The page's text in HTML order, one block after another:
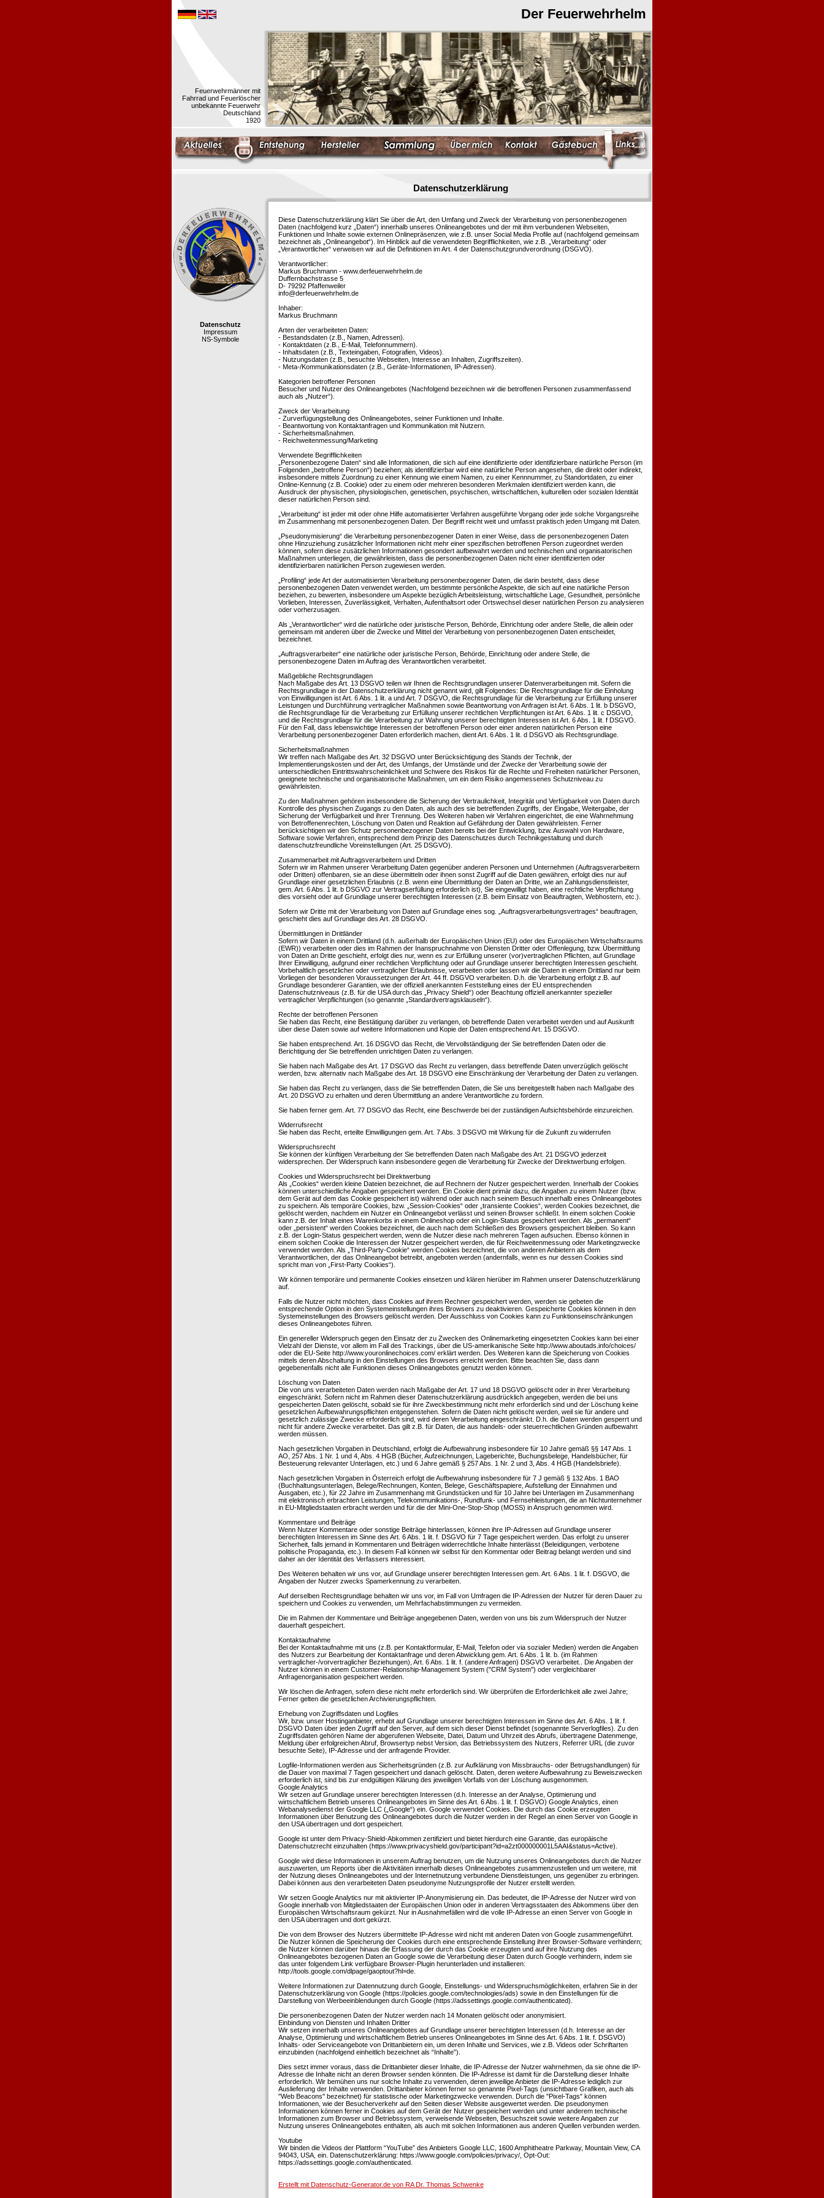
Der Feuerwehrhelm
Feuerwehrmänner mit
Fahrrad und Feuerlöscher
unbekannte Feuerwehr
Deutschland
1920
Datenschutzerklärung
Datenschutz
Impressum
NS-Symbole
Diese Datenschutzerklärung klärt Sie über die Art, den Umfang und Zweck der Verarbeitung von personenbezogenen
Daten (nachfolgend kurz „Daten“) innerhalb unseres Onlineangebotes und der mit ihm verbundenen Webseiten,
Funktionen und Inhalte sowie externen Onlinepräsenzen, wie z.B. unser Social Media Profile auf (nachfolgend gemeinsam
bezeichnet als „Onlineangebot“). Im Hinblick auf die verwendeten Begrifflichkeiten, wie z.B. „Verarbeitung“ oder
„Verantwortlicher“ verweisen wir auf die Definitionen im Art. 4 der Datenschutzgrundverordnung (DSGVO).
Verantwortlicher:
Markus Bruchmann - www.derfeuerwehrhelm.de
Duffernbachstrasse 5
D- 79292 Pfaffenweiler
info@derfeuerwehrhelm.de
Inhaber:
Markus Bruchmann
Arten der verarbeiteten Daten:
- Bestandsdaten (z.B., Namen, Adressen).
- Kontaktdaten (z.B., E-Mail, Telefonnummern).
- Inhaltsdaten (z.B., Texteingaben, Fotografien, Videos).
- Nutzungsdaten (z.B., besuchte Webseiten, Interesse an Inhalten, Zugriffszeiten).
- Meta-/Kommunikationsdaten (z.B., Geräte-Informationen, IP-Adressen).
Kategorien betroffener Personen
Besucher und Nutzer des Onlineangebotes (Nachfolgend bezeichnen wir die betroffenen Personen zusammenfassend
auch als „Nutzer“).
Zweck der Verarbeitung
- Zurverfügungstellung des Onlineangebotes, seiner Funktionen und Inhalte.
- Beantwortung von Kontaktanfragen und Kommunikation mit Nutzern.
- Sicherheitsmaßnahmen.
- Reichweitenmessung/Marketing
Verwendete Begrifflichkeiten
„Personenbezogene Daten“ sind alle Informationen, die sich auf eine identifizierte oder identifizierbare natürliche Person (im
Folgenden „betroffene Person“) beziehen; als identifizierbar wird eine natürliche Person angesehen, die direkt oder indirekt,
insbesondere mittels Zuordnung zu einer Kennung wie einem Namen, zu einer Kennnummer, zu Standortdaten, zu einer
Online-Kennung (z.B. Cookie) oder zu einem oder mehreren besonderen Merkmalen identifiziert werden kann, die
Ausdruck der physischen, physiologischen, genetischen, psychischen, wirtschaftlichen, kulturellen oder sozialen Identität
dieser natürlichen Person sind.
„Verarbeitung“ ist jeder mit oder ohne Hilfe automatisierter Verfahren ausgeführte Vorgang oder jede solche Vorgangsreihe
im Zusammenhang mit personenbezogenen Daten. Der Begriff reicht weit und umfasst praktisch jeden Umgang mit Daten.
„Pseudonymisierung“ die Verarbeitung personenbezogener Daten in einer Weise, dass die personenbezogenen Daten
ohne Hinzuziehung zusätzlicher Informationen nicht mehr einer spezifischen betroffenen Person zugeordnet werden
können, sofern diese zusätzlichen Informationen gesondert aufbewahrt werden und technischen und organisatorischen
Maßnahmen unterliegen, die gewährleisten, dass die personenbezogenen Daten nicht einer identifizierten oder
identifizierbaren natürlichen Person zugewiesen werden.
„Profiling“ jede Art der automatisierten Verarbeitung personenbezogener Daten, die darin besteht, dass diese
personenbezogenen Daten verwendet werden, um bestimmte persönliche Aspekte, die sich auf eine natürliche Person
beziehen, zu bewerten, insbesondere um Aspekte bezüglich Arbeitsleistung, wirtschaftliche Lage, Gesundheit, persönliche
Vorlieben, Interessen, Zuverlässigkeit, Verhalten, Aufenthaltsort oder Ortswechsel dieser natürlichen Person zu analysieren
oder vorherzusagen.
Als „Verantwortlicher“ wird die natürliche oder juristische Person, Behörde, Einrichtung oder andere Stelle, die allein oder
gemeinsam mit anderen über die Zwecke und Mittel der Verarbeitung von personenbezogenen Daten entscheidet,
bezeichnet.
„Auftragsverarbeiter“ eine natürliche oder juristische Person, Behörde, Einrichtung oder andere Stelle, die
personenbezogene Daten im Auftrag des Verantwortlichen verarbeitet.
Maßgebliche Rechtsgrundlagen
Nach Maßgabe des Art. 13 DSGVO teilen wir Ihnen die Rechtsgrundlagen unserer Datenverarbeitungen mit. Sofern die
Rechtsgrundlage in der Datenschutzerklärung nicht genannt wird, gilt Folgendes: Die Rechtsgrundlage für die Einholung
von Einwilligungen ist Art. 6 Abs. 1 lit. a und Art. 7 DSGVO, die Rechtsgrundlage für die Verarbeitung zur Erfüllung unserer
Leistungen und Durchführung vertraglicher Maßnahmen sowie Beantwortung von Anfragen ist Art. 6 Abs. 1 lit. b DSGVO,
die Rechtsgrundlage für die Verarbeitung zur Erfüllung unserer rechtlichen Verpflichtungen ist Art. 6 Abs. 1 lit. c DSGVO,
und die Rechtsgrundlage für die Verarbeitung zur Wahrung unserer berechtigten Interessen ist Art. 6 Abs. 1 lit. f DSGVO.
Für den Fall, dass lebenswichtige Interessen der betroffenen Person oder einer anderen natürlichen Person eine
Verarbeitung personenbezogener Daten erforderlich machen, dient Art. 6 Abs. 1 lit. d DSGVO als Rechtsgrundlage.
Sicherheitsmaßnahmen
Wir treffen nach Maßgabe des Art. 32 DSGVO unter Berücksichtigung des Stands der Technik, der
Implementierungskosten und der Art, des Umfangs, der Umstände und der Zwecke der Verarbeitung sowie der
unterschiedlichen Eintrittswahrscheinlichkeit und Schwere des Risikos für die Rechte und Freiheiten natürlicher Personen,
geeignete technische und organisatorische Maßnahmen, um ein dem Risiko angemessenes Schutzniveau zu
gewährleisten.
Zu den Maßnahmen gehören insbesondere die Sicherung der Vertraulichkeit, Integrität und Verfügbarkeit von Daten durch
Kontrolle des physischen Zugangs zu den Daten, als auch des sie betreffenden Zugriffs, der Eingabe, Weitergabe, der
Sicherung der Verfügbarkeit und ihrer Trennung. Des Weiteren haben wir Verfahren eingerichtet, die eine Wahrnehmung
von Betroffenenrechten, Löschung von Daten und Reaktion auf Gefährdung der Daten gewährleisten. Ferner
berücksichtigen wir den Schutz personenbezogener Daten bereits bei der Entwicklung, bzw. Auswahl von Hardware,
Software sowie Verfahren, entsprechend dem Prinzip des Datenschutzes durch Technikgestaltung und durch
datenschutzfreundliche Voreinstellungen (Art. 25 DSGVO).
Zusammenarbeit mit Auftragsverarbeitern und Dritten
Sofern wir im Rahmen unserer Verarbeitung Daten gegenüber anderen Personen und Unternehmen (Auftragsverarbeitern
oder Dritten) offenbaren, sie an diese übermitteln oder ihnen sonst Zugriff auf die Daten gewähren, erfolgt dies nur auf
Grundlage einer gesetzlichen Erlaubnis (z.B. wenn eine Übermittlung der Daten an Dritte, wie an Zahlungsdienstleister,
gem. Art. 6 Abs. 1 lit. b DSGVO zur Vertragserfüllung erforderlich ist), Sie eingewilligt haben, eine rechtliche Verpflichtung
dies vorsieht oder auf Grundlage unserer berechtigten Interessen (z.B. beim Einsatz von Beauftragten, Webhostern, etc.).
Sofern wir Dritte mit der Verarbeitung von Daten auf Grundlage eines sog. „Auftragsverarbeitungsvertrages“ beauftragen,
geschieht dies auf Grundlage des Art. 28 DSGVO.
Übermittlungen in Drittländer
Sofern wir Daten in einem Drittland (d.h. außerhalb der Europäischen Union (EU) oder des Europäischen Wirtschaftsraums
(EWR)) verarbeiten oder dies im Rahmen der Inanspruchnahme von Diensten Dritter oder Offenlegung, bzw. Übermittlung
von Daten an Dritte geschieht, erfolgt dies nur, wenn es zur Erfüllung unserer (vor)vertraglichen Pflichten, auf Grundlage
Ihrer Einwilligung, aufgrund einer rechtlichen Verpflichtung oder auf Grundlage unserer berechtigten Interessen geschieht.
Vorbehaltlich gesetzlicher oder vertraglicher Erlaubnisse, verarbeiten oder lassen wir die Daten in einem Drittland nur beim
Vorliegen der besonderen Voraussetzungen der Art. 44 ff. DSGVO verarbeiten. D.h. die Verarbeitung erfolgt z.B. auf
Grundlage besonderer Garantien, wie der offiziell anerkannten Feststellung eines der EU entsprechenden
Datenschutzniveaus (z.B. für die USA durch das „Privacy Shield“) oder Beachtung offiziell anerkannter spezieller
vertraglicher Verpflichtungen (so genannte „Standardvertragsklauseln“).
Rechte der betroffenen Personen
Sie haben das Recht, eine Bestätigung darüber zu verlangen, ob betreffende Daten verarbeitet werden und auf Auskunft
über diese Daten sowie auf weitere Informationen und Kopie der Daten entsprechend Art. 15 DSGVO.
Sie haben entsprechend. Art. 16 DSGVO das Recht, die Vervollständigung der Sie betreffenden Daten oder die
Berichtigung der Sie betreffenden unrichtigen Daten zu verlangen.
Sie haben nach Maßgabe des Art. 17 DSGVO das Recht zu verlangen, dass betreffende Daten unverzüglich gelöscht
werden, bzw. alternativ nach Maßgabe des Art. 18 DSGVO eine Einschränkung der Verarbeitung der Daten zu verlangen.
Sie haben das Recht zu verlangen, dass die Sie betreffenden Daten, die Sie uns bereitgestellt haben nach Maßgabe des
Art. 20 DSGVO zu erhalten und deren Übermittlung an andere Verantwortliche zu fordern.
Sie haben ferner gem. Art. 77 DSGVO das Recht, eine Beschwerde bei der zuständigen Aufsichtsbehörde einzureichen.
Widerrufsrecht
Sie haben das Recht, erteilte Einwilligungen gem. Art. 7 Abs. 3 DSGVO mit Wirkung für die Zukunft zu widerrufen
Widerspruchsrecht
Sie können der künftigen Verarbeitung der Sie betreffenden Daten nach Maßgabe des Art. 21 DSGVO jederzeit
widersprechen. Der Widerspruch kann insbesondere gegen die Verarbeitung für Zwecke der Direktwerbung erfolgen.
Cookies und Widerspruchsrecht bei Direktwerbung
Als „Cookies“ werden kleine Dateien bezeichnet, die auf Rechnern der Nutzer gespeichert werden. Innerhalb der Cookies
können unterschiedliche Angaben gespeichert werden. Ein Cookie dient primär dazu, die Angaben zu einem Nutzer (bzw.
dem Gerät auf dem das Cookie gespeichert ist) während oder auch nach seinem Besuch innerhalb eines Onlineangebotes
zu speichern. Als temporäre Cookies, bzw. „Session-Cookies“ oder „transiente Cookies“, werden Cookies bezeichnet, die
gelöscht werden, nachdem ein Nutzer ein Onlineangebot verlässt und seinen Browser schließt. In einem solchen Cookie
kann z.B. der Inhalt eines Warenkorbs in einem Onlineshop oder ein Login-Status gespeichert werden. Als „permanent“
oder „persistent“ werden Cookies bezeichnet, die auch nach dem Schließen des Browsers gespeichert bleiben. So kann
z.B. der Login-Status gespeichert werden, wenn die Nutzer diese nach mehreren Tagen aufsuchen. Ebenso können in
einem solchen Cookie die Interessen der Nutzer gespeichert werden, die für Reichweitenmessung oder Marketingzwecke
verwendet werden. Als „Third-Party-Cookie“ werden Cookies bezeichnet, die von anderen Anbietern als dem
Verantwortlichen, der das Onlineangebot betreibt, angeboten werden (andernfalls, wenn es nur dessen Cookies sind
spricht man von „First-Party Cookies“).
Wir können temporäre und permanente Cookies einsetzen und klären hierüber im Rahmen unserer Datenschutzerklärung
auf.
Falls die Nutzer nicht möchten, dass Cookies auf ihrem Rechner gespeichert werden, werden sie gebeten die
entsprechende Option in den Systemeinstellungen ihres Browsers zu deaktivieren. Gespeicherte Cookies können in den
Systemeinstellungen des Browsers gelöscht werden. Der Ausschluss von Cookies kann zu Funktionseinschränkungen
dieses Onlineangebotes führen.
Ein genereller Widerspruch gegen den Einsatz der zu Zwecken des Onlinemarketing eingesetzten Cookies kann bei einer
Vielzahl der Dienste, vor allem im Fall des Trackings, über die US-amerikanische Seite http://www.aboutads.info/choices/
oder die EU-Seite http://www.youronlinechoices.com/ erklärt werden. Des Weiteren kann die Speicherung von Cookies
mittels deren Abschaltung in den Einstellungen des Browsers erreicht werden. Bitte beachten Sie, dass dann
gegebenenfalls nicht alle Funktionen dieses Onlineangebotes genutzt werden können.
Löschung von Daten
Die von uns verarbeiteten Daten werden nach Maßgabe der Art. 17 und 18 DSGVO gelöscht oder in ihrer Verarbeitung
eingeschränkt. Sofern nicht im Rahmen dieser Datenschutzerklärung ausdrücklich angegeben, werden die bei uns
gespeicherten Daten gelöscht, sobald sie für ihre Zweckbestimmung nicht mehr erforderlich sind und der Löschung keine
gesetzlichen Aufbewahrungspflichten entgegenstehen. Sofern die Daten nicht gelöscht werden, weil sie für andere und
gesetzlich zulässige Zwecke erforderlich sind, wird deren Verarbeitung eingeschränkt. D.h. die Daten werden gesperrt und
nicht für andere Zwecke verarbeitet. Das gilt z.B. für Daten, die aus handels- oder steuerrechtlichen Gründen aufbewahrt
werden müssen.
Nach gesetzlichen Vorgaben in Deutschland, erfolgt die Aufbewahrung insbesondere für 10 Jahre gemäß §§ 147 Abs. 1
AO, 257 Abs. 1 Nr. 1 und 4, Abs. 4 HGB (Bücher, Aufzeichnungen, Lageberichte, Buchungsbelege, Handelsbücher, für
Besteuerung relevanter Unterlagen, etc.) und 6 Jahre gemäß § 257 Abs. 1 Nr. 2 und 3, Abs. 4 HGB (Handelsbriefe).
Nach gesetzlichen Vorgaben in Österreich erfolgt die Aufbewahrung insbesondere für 7 J gemäß § 132 Abs. 1 BAO
(Buchhaltungsunterlagen, Belege/Rechnungen, Konten, Belege, Geschäftspapiere, Aufstellung der Einnahmen und
Ausgaben, etc.), für 22 Jahre im Zusammenhang mit Grundstücken und für 10 Jahre bei Unterlagen im Zusammenhang
mit elektronisch erbrachten Leistungen, Telekommunikations-, Rundfunk- und Fernsehleistungen, die an Nichtunternehmer
in EU-Mitgliedstaaten erbracht werden und für die der Mini-One-Stop-Shop (MOSS) in Anspruch genommen wird.
Kommentare und Beiträge
Wenn Nutzer Kommentare oder sonstige Beiträge hinterlassen, können ihre IP-Adressen auf Grundlage unserer
berechtigten Interessen im Sinne des Art. 6 Abs. 1 lit. f. DSGVO für 7 Tage gespeichert werden. Das erfolgt zu unserer
Sicherheit, falls jemand in Kommentaren und Beiträgen widerrechtliche Inhalte hinterlässt (Beleidigungen, verbotene
politische Propaganda, etc.). In diesem Fall können wir selbst für den Kommentar oder Beitrag belangt werden und sind
daher an der Identität des Verfassers interessiert.
Des Weiteren behalten wir uns vor, auf Grundlage unserer berechtigten Interessen gem. Art. 6 Abs. 1 lit. f. DSGVO, die
Angaben der Nutzer zwecks Spamerkennung zu verarbeiten.
Auf derselben Rechtsgrundlage behalten wir uns vor, im Fall von Umfragen die IP-Adressen der Nutzer für deren Dauer zu
speichern und Cookies zu verwenden, um Mehrfachabstimmungen zu vermeiden.
Die im Rahmen der Kommentare und Beiträge angegebenen Daten, werden von uns bis zum Widerspruch der Nutzer
dauerhaft gespeichert.
Kontaktaufnahme
Bei der Kontaktaufnahme mit uns (z.B. per Kontaktformular, E-Mail, Telefon oder via sozialer Medien) werden die Angaben
des Nutzers zur Bearbeitung der Kontaktanfrage und deren Abwicklung gem. Art. 6 Abs. 1 lit. b. (im Rahmen
vertraglicher-/vorvertraglicher Beziehungen), Art. 6 Abs. 1 lit. f. (andere Anfragen) DSGVO verarbeitet.. Die Angaben der
Nutzer können in einem Customer-Relationship-Management System ("CRM System") oder vergleichbarer
Anfragenorganisation gespeichert werden.
Wir löschen die Anfragen, sofern diese nicht mehr erforderlich sind. Wir überprüfen die Erforderlichkeit alle zwei Jahre;
Ferner gelten die gesetzlichen Archivierungspflichten.
Erhebung von Zugriffsdaten und Logfiles
Wir, bzw. unser Hostinganbieter, erhebt auf Grundlage unserer berechtigten Interessen im Sinne des Art. 6 Abs. 1 lit. f.
DSGVO Daten über jeden Zugriff auf den Server, auf dem sich dieser Dienst befindet (sogenannte Serverlogfiles). Zu den
Zugriffsdaten gehören Name der abgerufenen Webseite, Datei, Datum und Uhrzeit des Abrufs, übertragene Datenmenge,
Meldung über erfolgreichen Abruf, Browsertyp nebst Version, das Betriebssystem des Nutzers, Referrer URL (die zuvor
besuchte Seite), IP-Adresse und der anfragende Provider.
Logfile-Informationen werden aus Sicherheitsgründen (z.B. zur Aufklärung von Missbrauchs- oder Betrugshandlungen) für
die Dauer von maximal 7 Tagen gespeichert und danach gelöscht. Daten, deren weitere Aufbewahrung zu Beweiszwecken
erforderlich ist, sind bis zur endgültigen Klärung des jeweiligen Vorfalls von der Löschung ausgenommen.
Google Analytics
Wir setzen auf Grundlage unserer berechtigten Interessen (d.h. Interesse an der Analyse, Optimierung und
wirtschaftlichem Betrieb unseres Onlineangebotes im Sinne des Art. 6 Abs. 1 lit. f. DSGVO) Google Analytics, einen
Webanalysedienst der Google LLC („Google“) ein. Google verwendet Cookies. Die durch das Cookie erzeugten
Informationen über Benutzung des Onlineangebotes durch die Nutzer werden in der Regel an einen Server von Google in
den USA übertragen und dort gespeichert.
Google ist unter dem Privacy-Shield-Abkommen zertifiziert und bietet hierdurch eine Garantie, das europäische
Datenschutzrecht einzuhalten (https://www.privacyshield.gov/participant?id=a2zt000000001L5AAI&status=Active).
Google wird diese Informationen in unserem Auftrag benutzen, um die Nutzung unseres Onlineangebotes durch die Nutzer
auszuwerten, um Reports über die Aktivitäten innerhalb dieses Onlineangebotes zusammenzustellen und um weitere, mit
der Nutzung dieses Onlineangebotes und der Internetnutzung verbundene Dienstleistungen, uns gegenüber zu erbringen.
Dabei können aus den verarbeiteten Daten pseudonyme Nutzungsprofile der Nutzer erstellt werden.
Wir setzen Google Analytics nur mit aktivierter IP-Anonymisierung ein. Das bedeutet, die IP-Adresse der Nutzer wird von
Google innerhalb von Mitgliedstaaten der Europäischen Union oder in anderen Vertragsstaaten des Abkommens über den
Europäischen Wirtschaftsraum gekürzt. Nur in Ausnahmefällen wird die volle IP-Adresse an einen Server von Google in
den USA übertragen und dort gekürzt.
Die von dem Browser des Nutzers übermittelte IP-Adresse wird nicht mit anderen Daten von Google zusammengeführt.
Die Nutzer können die Speicherung der Cookies durch eine entsprechende Einstellung ihrer Browser-Software verhindern;
die Nutzer können darüber hinaus die Erfassung der durch das Cookie erzeugten und auf ihre Nutzung des
Onlineangebotes bezogenen Daten an Google sowie die Verarbeitung dieser Daten durch Google verhindern, indem sie
das unter folgendem Link verfügbare Browser-Plugin herunterladen und installieren:
http://tools.google.com/dlpage/gaoptout?hl=de.
Weitere Informationen zur Datennutzung durch Google, Einstellungs- und Widerspruchsmöglichkeiten, erfahren Sie in der
Datenschutzerklärung von Google (https://policies.google.com/technologies/ads) sowie in den Einstellungen für die
Darstellung von Werbeeinblendungen durch Google (https://adssettings.google.com/authenticated).
Die personenbezogenen Daten der Nutzer werden nach 14 Monaten gelöscht oder anonymisiert.
Einbindung von Diensten und Inhalten Dritter
Wir setzen innerhalb unseres Onlineangebotes auf Grundlage unserer berechtigten Interessen (d.h. Interesse an der
Analyse, Optimierung und wirtschaftlichem Betrieb unseres Onlineangebotes im Sinne des Art. 6 Abs. 1 lit. f. DSGVO)
Inhalts- oder Serviceangebote von Drittanbietern ein, um deren Inhalte und Services, wie z.B. Videos oder Schriftarten
einzubinden (nachfolgend einheitlich bezeichnet als “Inhalte”).
Dies setzt immer voraus, dass die Drittanbieter dieser Inhalte, die IP-Adresse der Nutzer wahrnehmen, da sie ohne die IP-
Adresse die Inhalte nicht an deren Browser senden könnten. Die IP-Adresse ist damit für die Darstellung dieser Inhalte
erforderlich. Wir bemühen uns nur solche Inhalte zu verwenden, deren jeweilige Anbieter die IP-Adresse lediglich zur
Auslieferung der Inhalte verwenden. Drittanbieter können ferner so genannte Pixel-Tags (unsichtbare Grafiken, auch als
"Web Beacons" bezeichnet) für statistische oder Marketingzwecke verwenden. Durch die "Pixel-Tags" können
Informationen, wie der Besucherverkehr auf den Seiten dieser Website ausgewertet werden. Die pseudonymen
Informationen können ferner in Cookies auf dem Gerät der Nutzer gespeichert werden und unter anderem technische
Informationen zum Browser und Betriebssystem, verweisende Webseiten, Besuchszeit sowie weitere Angaben zur
Nutzung unseres Onlineangebotes enthalten, als auch mit solchen Informationen aus anderen Quellen verbunden werden.
Youtube
Wir binden die Videos der Plattform “YouTube” des Anbieters Google LLC, 1600 Amphitheatre Parkway, Mountain View, CA
94043, USA, ein. Datenschutzerklärung: https://www.google.com/policies/privacy/, Opt-Out:
https://adssettings.google.com/authenticated.
Erstellt mit Datenschutz-Generator.de von RA Dr. Thomas Schwenke